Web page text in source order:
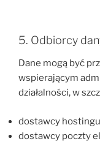
5. Odbiorcy
Dane mogą być
wspierającym
działalności, w
dostawcy
dostawcy poczty